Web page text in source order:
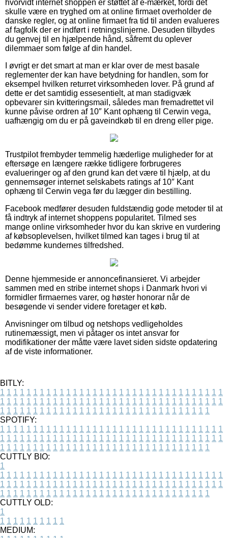
hvorvidt internet shoppen er støttet af e-mærket, fordi det
skulle være en tryghed om at online firmaet overholder de
danske regler, og at online firmaet fra tid til anden evalueres
af fagfolk der er indført i retningslinjerne. Desuden tilbydes
du genvej til en hjælpende hånd, såfremt du oplever
dilemmaer som følge af din handel.
I øvrigt er det smart at man er klar over de mest basale
reglementer der kan have betydning for handlen, som for
eksempel hvilken returret virksomheden lover. På grund af
dette er det samtidig essesentielt, at man stadigvæk
opbevarer sin kvitteringsmail, således man fremadrettet vil
kunne påvise ordren af 10″ Kant ophæng til Cerwin vega,
uafhængig om du er på gaveindkøb til en dreng eller pige.
Trustpilot frembyder temmelig hæderlige muligheder for at
eftersøge en længere række tidligere forbrugeres
evalueringer og af den grund kan det være til hjælp, at du
gennemsøger internet selskabets ratings af 10″ Kant
ophæng til Cerwin vega før du lægger din bestilling.
Facebook medfører desuden fuldstændig gode metoder til at
få indtryk af internet shoppens popularitet. Tilmed ses
mange online virksomheder hvor du kan skrive en vurdering
af købsoplevelsen, hvilket tilmed kan tages i brug til at
bedømme kundernes tilfredshed.
Denne hjemmeside er annoncefinansieret. Vi arbejder
sammen med en stribe internet shops i Danmark hvori vi
formidler firmaernes varer, og høster honorar når de
besøgende vi sender videre foretager et køb.
Anvisninger om tilbud og netshops vedligeholdes
rutinemæssigt, men vi påtager os intet ansvar for
modifikationer der måtte være lavet siden sidste opdatering
af de viste informationer.
BITLY:
1 1 1 1 1 1 1 1 1 1 1 1 1 1 1 1 1 1 1 1 1 1 1 1 1 1 1 1 1 1 1 1 1 1
1 1 1 1 1 1 1 1 1 1 1 1 1 1 1 1 1 1 1 1 1 1 1 1 1 1 1 1 1 1 1 1 1 1
1 1 1 1 1 1 1 1 1 1 1 1 1 1 1 1 1 1 1 1 1 1 1 1 1 1 1 1 1 1 1 1
SPOTIFY:
1 1 1 1 1 1 1 1 1 1 1 1 1 1 1 1 1 1 1 1 1 1 1 1 1 1 1 1 1 1 1 1 1 1
1 1 1 1 1 1 1 1 1 1 1 1 1 1 1 1 1 1 1 1 1 1 1 1 1 1 1 1 1 1 1 1 1 1
1 1 1 1 1 1 1 1 1 1 1 1 1 1 1 1 1 1 1 1 1 1 1 1 1 1 1 1 1 1 1 1
CUTTLY BIO:
1
1 1 1 1 1 1 1 1 1 1 1 1 1 1 1 1 1 1 1 1 1 1 1 1 1 1 1 1 1 1 1 1 1 1
1 1 1 1 1 1 1 1 1 1 1 1 1 1 1 1 1 1 1 1 1 1 1 1 1 1 1 1 1 1 1 1 1 1
1 1 1 1 1 1 1 1 1 1 1 1 1 1 1 1 1 1 1 1 1 1 1 1 1 1 1 1 1 1 1 1
CUTTLY OLD:
1
1 1 1 1 1 1 1 1 1 1
MEDIUM: